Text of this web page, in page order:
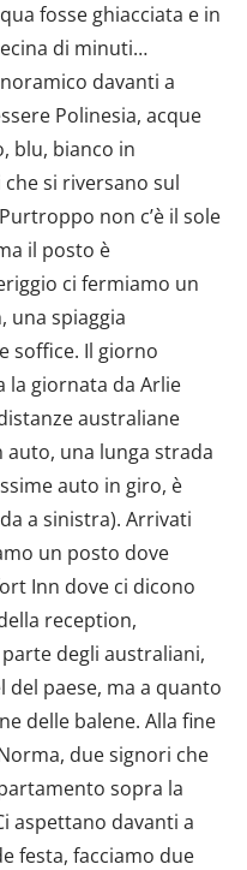
fosse ghiacciata e in
di minuti…
davanti a
Polinesia, acque
blu, bianco in
si riversano sul
non c’è il sole
il posto è
ci fermiamo un
una spiaggia
soffice. Il giorno
la giornata da Arlie
australiane
una lunga strada
auto in giro, è
a sinistra). Arrivati
un posto dove
Inn dove ci dicono
reception,
degli australiani,
paese, ma a quanto
delle balene. Alla fine
due signori che
sopra la
aspettano davanti a
festa, facciamo due